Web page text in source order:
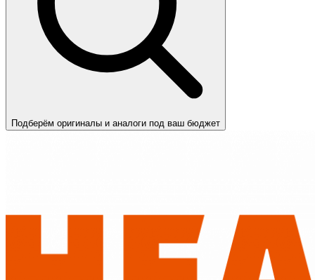
Подберём оригиналы и аналоги под ваш бюджет